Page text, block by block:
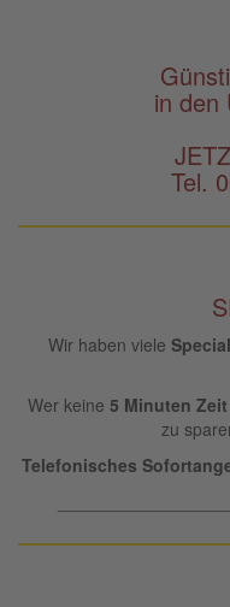
in den
Tel.
Wir haben viele
Wer keine 5 Minuten
zu
Telefonisches